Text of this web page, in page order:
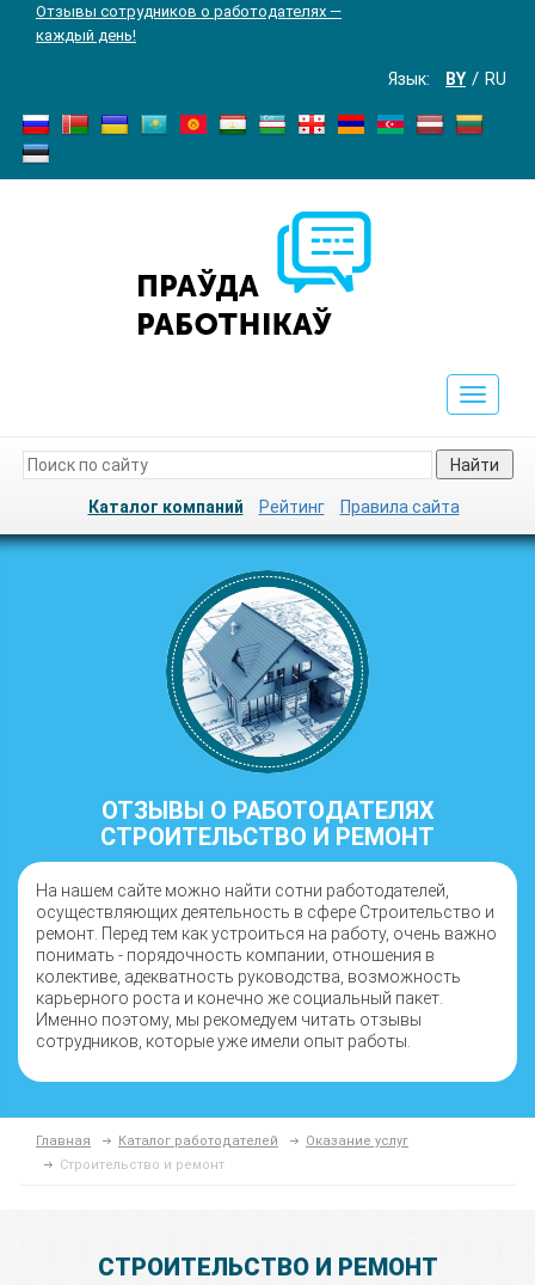
Отзывы сотрудников о работодателях —
каждый день!
Язык: BY RU
Toggle
Найти
Каталог компаний Рейтинг Правила сайта
ОТЗЫВЫ О РАБОТОДАТЕЛЯХ
СТРОИТЕЛЬСТВО И РЕМОНТ
На нашем сайте можно найти сотни работодателей,
осуществляющих деятельность в сфере Строительство и
ремонт. Перед тем как устроиться на работу, очень важно
понимать - порядочность компании, отношения в
колективе, адекватность руководства, возможность
карьерного роста и конечно же социальный пакет.
Именно поэтому, мы рекомедуем читать отзывы
сотрудников, которые уже имели опыт работы.
Главная Каталог работодателей
Оказание услуг
Строительство и ремонт
СТРОИТЕЛЬСТВО И РЕМОНТ